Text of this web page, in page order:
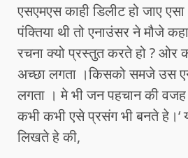
एसएमएस काही डिलीट हो जाए
पंक्तिया थी तो एनाउंसर ने मौजे
रचना क्यो प्रस्तुत करते हो ? ओर
अच्छा लगता ।किसको समजे उस
लगता । मे भी जन पहचान की वजह
कभी कभी एसे प्रसंग भी बनते हे।‘
लिखते हे की,